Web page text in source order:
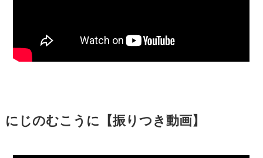
にじのむこうに【振りつき動画】